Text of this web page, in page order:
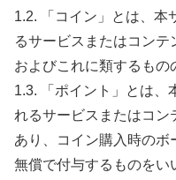
1.2. 「コイン」とは、本
るサービスまたはコン
およびこれに類するもの
1.3. 「ポイント」とは、
れるサービスまたはコ
あり、コイン購入時の
無償で付与するものをい